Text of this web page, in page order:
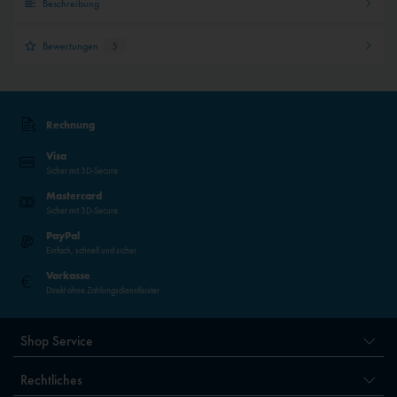
Beschreibung
Bewertungen 5
Rechnung
Visa
Sicher mit 3D-Secure
Mastercard
Sicher mit 3D-Secure
PayPal
Einfach, schnell und sicher
Vorkasse
Direkt ohne Zahlungsdienstleister
Shop Service
Rechtliches